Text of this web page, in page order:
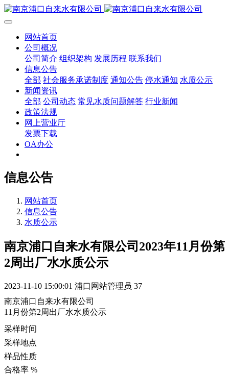
网站首页
公司概况
公司简介 组织架构 发展历程 联系我们
信息公告
全部 社会服务承诺制度 通知公告 停水通知 水质公示
新闻资讯
全部 公司动态 常见水质问题解答 行业新闻
政策法规
网上营业厅
发票下载
OA办公
信息公告
网站首页
信息公告
水质公示
南京浦口自来水有限公司2023年11月份第
2周出厂水水质公示
2023-11-10 15:00:01 浦口网站管理员 37
南京浦口自来水有限公司
11月份第2周出厂水水质公示
采样时间
采样地点
样品性质
合格率 %